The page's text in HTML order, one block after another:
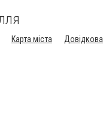
Карта міста Довідкова